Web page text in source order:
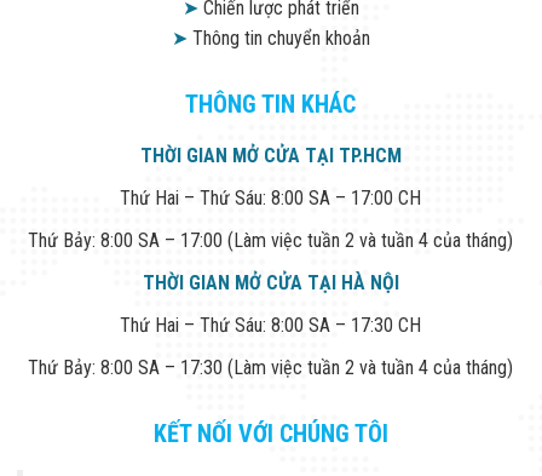
➤Chiến lược phát triển
➤Thông tin chuyển khoản
THÔNG TIN KHÁC
THỜI GIAN MỞ CỬA TẠI TP.HCM
Thứ Hai – Thứ Sáu: 8:00 SA – 17:00 CH
Thứ Bảy: 8:00 SA – 17:00 (Làm việc tuần 2 và tuần 4 của tháng)
THỜI GIAN MỞ CỬA TẠI HÀ NỘI
Thứ Hai – Thứ Sáu: 8:00 SA – 17:30 CH
Thứ Bảy: 8:00 SA – 17:30 (Làm việc tuần 2 và tuần 4 của tháng)
KẾT NỐI VỚI CHÚNG TÔI